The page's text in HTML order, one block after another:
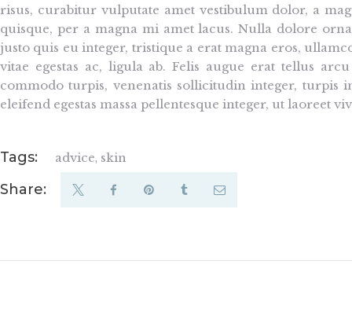
risus, curabitur vulputate amet vestibulum dolor, a
quisque, per a magna mi amet lacus. Nulla dolore
justo quis eu integer, tristique a erat magna eros,
vitae egestas ac, ligula ab. Felis augue erat tellus
commodo turpis, venenatis sollicitudin integer, turpis
eleifend egestas massa pellentesque integer, ut laoreet
Tags: advice, skin
Share: